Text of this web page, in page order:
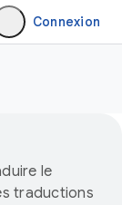
Connexion
le
traductions